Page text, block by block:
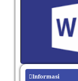
Informasi